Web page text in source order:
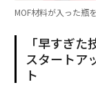
MOF材料が入った瓶
「早すぎ
スタートア
ト